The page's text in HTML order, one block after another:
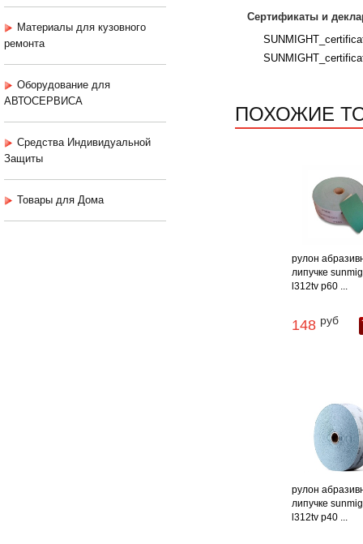
Материалы для кузовного
ремонта
Оборудование для
АВТОСЕРВИСА
Средства Индивидуальной
Защиты
Товары для Дома
Сертификаты и
ПОХОЖИЕ
рулон
липучке
l312tv p60 ...
148 руб
рулон
липучке
l312tv p40 ...